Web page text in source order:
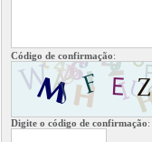
Código de confirmação:
Digite o código de confirmação: